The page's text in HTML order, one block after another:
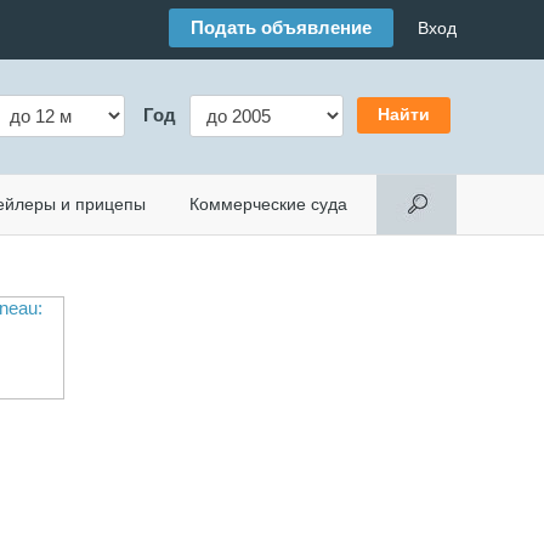
Подать объявление Вход
Год
и прицепы Коммерческие суда